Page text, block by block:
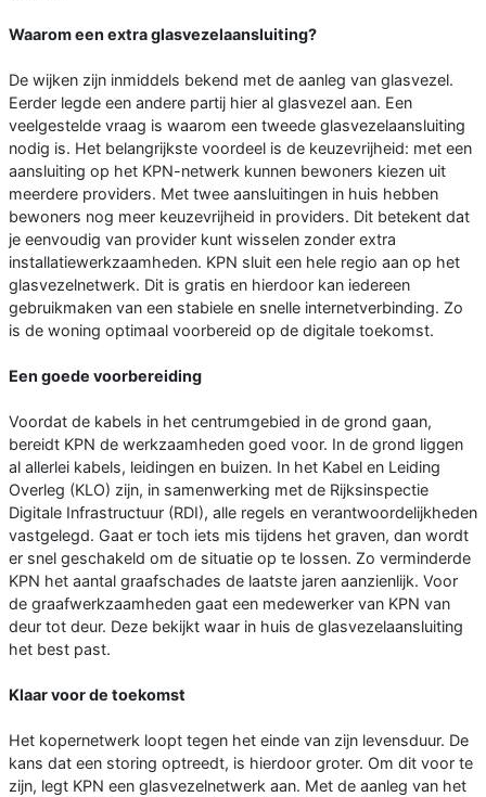
Waarom een extra glasvezelaansluiting?
De wijken zijn inmiddels bekend met de aanleg van glasvezel.
Eerder legde een andere partij hier al glasvezel aan. Een
veelgestelde vraag is waarom een tweede glasvezelaansluiting
nodig is. Het belangrijkste voordeel is de keuzevrijheid: met een
aansluiting op het KPN-netwerk kunnen bewoners kiezen uit
meerdere providers. Met twee aansluitingen in huis hebben
bewoners nog meer keuzevrijheid in providers. Dit betekent dat
je eenvoudig van provider kunt wisselen zonder extra
installatiewerkzaamheden. KPN sluit een hele regio aan op het
glasvezelnetwerk. Dit is gratis en hierdoor kan iedereen
gebruikmaken van een stabiele en snelle internetverbinding. Zo
is de woning optimaal voorbereid op de digitale toekomst.
Een goede voorbereiding
Voordat de kabels in het centrumgebied in de grond gaan,
bereidt KPN de werkzaamheden goed voor. In de grond liggen
al allerlei kabels, leidingen en buizen. In het Kabel en Leiding
Overleg (KLO) zijn, in samenwerking met de Rijksinspectie
Digitale Infrastructuur (RDI), alle regels en verantwoordelijkheden
vastgelegd. Gaat er toch iets mis tijdens het graven, dan wordt
er snel geschakeld om de situatie op te lossen. Zo verminderde
KPN het aantal graafschades de laatste jaren aanzienlijk. Voor
de graafwerkzaamheden gaat een medewerker van KPN van
deur tot deur. Deze bekijkt waar in huis de glasvezelaansluiting
het best past.
Klaar voor de toekomst
Het kopernetwerk loopt tegen het einde van zijn levensduur. De
kans dat een storing optreedt, is hierdoor groter. Om dit voor te
zijn, legt KPN een glasvezelnetwerk aan. Met de aanleg van het